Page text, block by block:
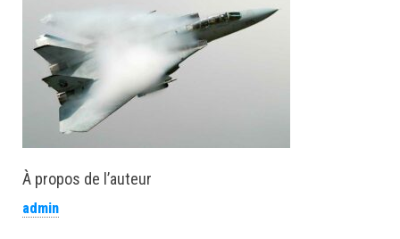
À propos de l’auteur
admin